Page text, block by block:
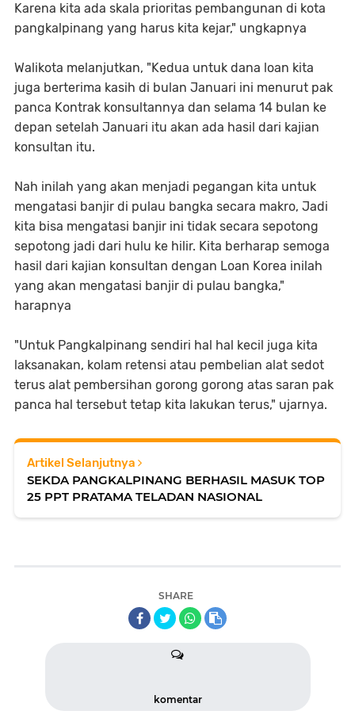
Karena kita ada skala prioritas pembangunan di kota
pangkalpinang yang harus kita kejar," ungkapnya
Walikota melanjutkan, "Kedua untuk dana loan kita
juga berterima kasih di bulan Januari ini menurut pak
panca Kontrak konsultannya dan selama 14 bulan ke
depan setelah Januari itu akan ada hasil dari kajian
konsultan itu.
Nah inilah yang akan menjadi pegangan kita untuk
mengatasi banjir di pulau bangka secara makro, Jadi
kita bisa mengatasi banjir ini tidak secara sepotong
sepotong jadi dari hulu ke hilir. Kita berharap semoga
hasil dari kajian konsultan dengan Loan Korea inilah
yang akan mengatasi banjir di pulau bangka,"
harapnya
"Untuk Pangkalpinang sendiri hal hal kecil juga kita
laksanakan, kolam retensi atau pembelian alat sedot
terus alat pembersihan gorong gorong atas saran pak
panca hal tersebut tetap kita lakukan terus," ujarnya.
Artikel Selanjutnya
SEKDA PANGKALPINANG BERHASIL MASUK TOP
25 PPT PRATAMA TELADAN NASIONAL
SHARE
komentar